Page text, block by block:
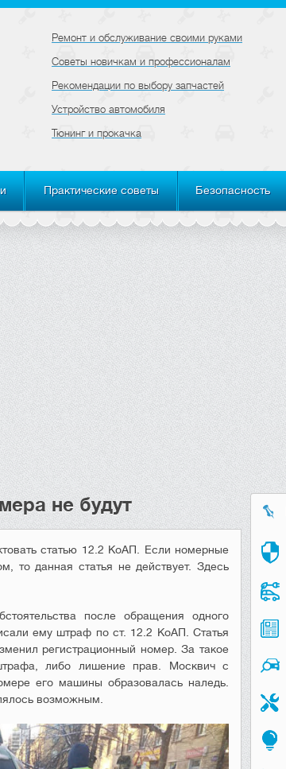
Ремонт и обслуживание своими руками
Советы новичкам и профессионалам
Рекомендации по выбору запчастей
Устройство автомобиля
Тюнинг и прокачка
Практические советы Безопасность
не будут
статью 12.2 КоАП. Если номерные
то данная статья не действует. Здесь
после обращения одного
ему штраф по ст. 12.2 КоАП. Статья
регистрационный номер. За такое
либо лишение прав. Москвич с
его машины образовалась наледь.
возможным.